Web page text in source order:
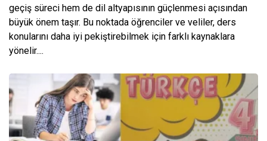
geçiş süreci hem de dil altyapısının güçlenmesi açısından
büyük önem taşır. Bu noktada öğrenciler ve veliler, ders
konularını daha iyi pekiştirebilmek için farklı kaynaklara
yönelir....